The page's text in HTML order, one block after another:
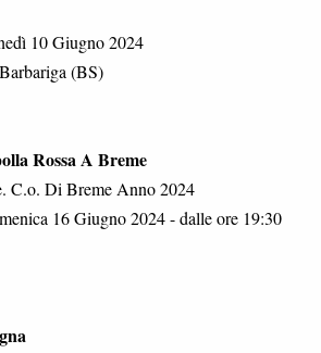
10 Giugno 2024
(BS)
Rossa A Breme
C.o. Di Breme Anno 2024
16 Giugno 2024 - dalle ore 19:30